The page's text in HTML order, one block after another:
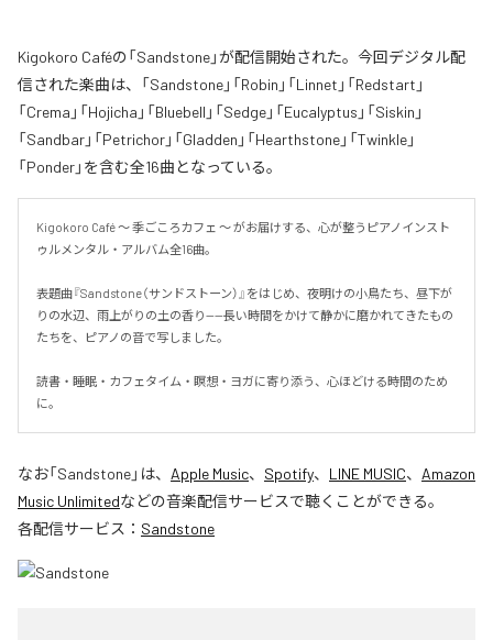
Kigokoro Caféの「Sandstone」が配信開始された。今回デジタル配
信された楽曲は、「Sandstone」「Robin」「Linnet」「Redstart」
「Crema」「Hojicha」「Bluebell」「Sedge」「Eucalyptus」「Siskin」
「Sandbar」「Petrichor」「Gladden」「Hearthstone」「Twinkle」
「Ponder」を含む全16曲となっている。
Kigokoro Café 〜 季ごころカフェ 〜 がお届けする、心が整うピアノインスト
ゥルメンタル・アルバム全16曲。
表題曲『Sandstone（サンドストーン）』をはじめ、夜明けの小鳥たち、昼下が
りの水辺、雨上がりの土の香り——長い時間をかけて静かに磨かれてきたもの
たちを、ピアノの音で写しました。
読書・睡眠・カフェタイム・瞑想・ヨガに寄り添う、心ほどける時間のため
に。
なお「Sandstone」は、 Apple Music、 Spotify、 LINE MUSIC、 Amazon
Music Unlimitedなどの音楽配信サービスで聴くことができる。
各配信サービス： Sandstone